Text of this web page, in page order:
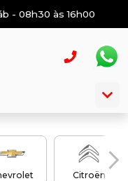
- 08h30 às 16h00
Citroën